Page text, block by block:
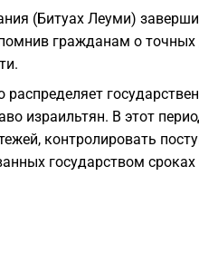
(Битуах Леуми)
гражданам о точных
израильтян. В этот
контролировать
государством